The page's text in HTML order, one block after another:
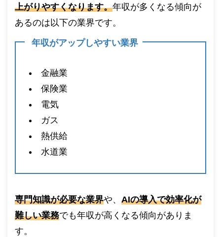
上がりやすくなります。年収が多くなる傾向が
あるのは以下の業界です。
年収がアップしやすい業界
金融業
保険業
電気
ガス
熱供給
水道業
専門知識が必要な業界や、 AIの導入で効率化が
難しい業務でも年収が高くなる傾向がありま
す。